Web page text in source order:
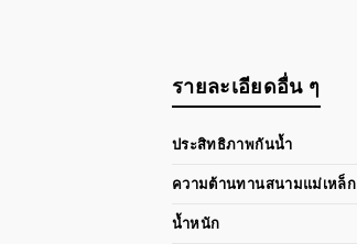
รายละเอียดอื่น ๆ
ประสิทธิภาพกันน้ำ
ความต้านทานสนามแม่เหล็ก
น้ำหนัก